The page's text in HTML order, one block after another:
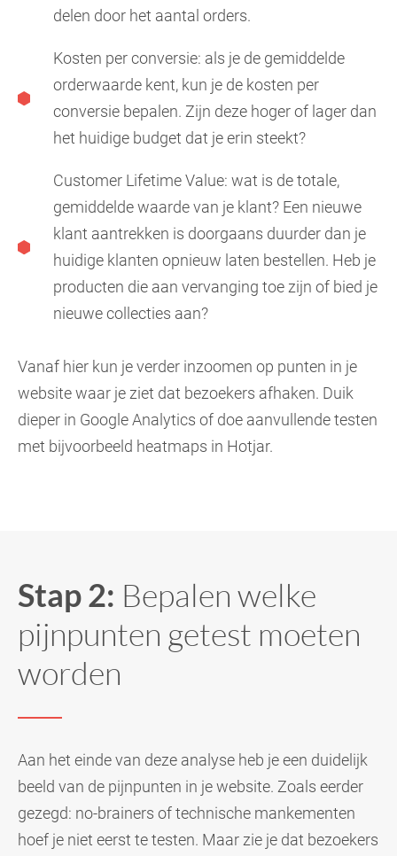
delen door het aantal orders.
Kosten per conversie: als je de gemiddelde
orderwaarde kent, kun je de kosten per
conversie bepalen. Zijn deze hoger of lager dan
het huidige budget dat je erin steekt?
Customer Lifetime Value: wat is de totale,
gemiddelde waarde van je klant? Een nieuwe
klant aantrekken is doorgaans duurder dan je
huidige klanten opnieuw laten bestellen. Heb je
producten die aan vervanging toe zijn of bied je
nieuwe collecties aan?
Vanaf hier kun je verder inzoomen op punten in je
website waar je ziet dat bezoekers afhaken. Duik
dieper in Google Analytics of doe aanvullende testen
met bijvoorbeeld heatmaps in Hotjar.
Stap 2: Bepalen welke
pijnpunten getest moeten
worden
Aan het einde van deze analyse heb je een duidelijk
beeld van de pijnpunten in je website. Zoals eerder
gezegd: no-brainers of technische mankementen
hoef je niet eerst te testen. Maar zie je dat bezoekers